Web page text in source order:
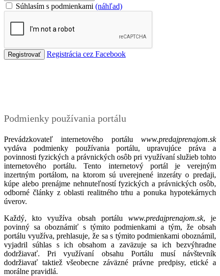
Súhlasím s podmienkami (náhľad)
Registrácia cez Facebook
Podmienky používania portálu
Prevádzkovateľ internetového portálu www.predajprenajom.sk
vydáva podmienky používania portálu, upravujúce práva a
povinnosti fyzických a právnických osôb pri využívaní služieb tohto
internetového portálu. Tento internetový portál je verejným
inzertným portálom, na ktorom sú uverejnené inzeráty o predaji,
kúpe alebo prenájme nehnuteľností fyzických a právnických osôb,
odborné články z oblasti realitného trhu a ponuka hypotekárnych
úverov.
Každý, kto využíva obsah portálu www.predajprenajom.sk, je
povinný sa oboznámiť s týmito podmienkami a tým, že obsah
portálu využíva, prehlasuje, že sa s týmito podmienkami oboznámil,
vyjadril súhlas s ich obsahom a zaväzuje sa ich bezvýhradne
dodržiavať. Pri využívaní obsahu Portálu musí návštevník
dodržiavať taktiež všeobecne záväzné právne predpisy, etické a
morálne pravidlá.